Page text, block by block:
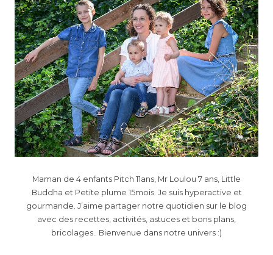
Maman de 4 enfants Pitch 11ans, Mr Loulou 7 ans, Little
Buddha et Petite plume 15mois. Je suis hyperactive et
gourmande. J’aime partager notre quotidien sur le blog
avec des recettes, activités, astuces et bons plans,
bricolages.. Bienvenue dans notre univers :)